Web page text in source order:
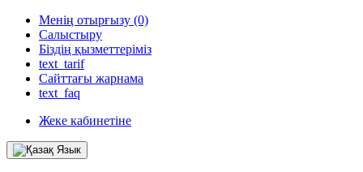
Менің отырғызу (0)
Салыстыру
Біздің қызметтеріміз
text_tarif
Сайттағы жарнама
text_faq
Жеке кабинетіне
Язык